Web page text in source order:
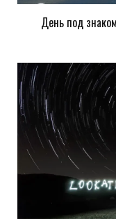
День под